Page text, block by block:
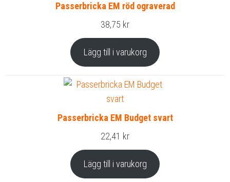
Passerbricka EM röd ograverad
38,75 kr
Lägg till i varukorg
Passerbricka EM Budget svart
22,41 kr
Lägg till i varukorg